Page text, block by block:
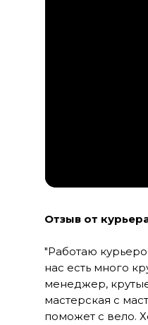
Отзыв от
"Работаю
нас есть много
менеджер,
мастерская с
поможет с вело.